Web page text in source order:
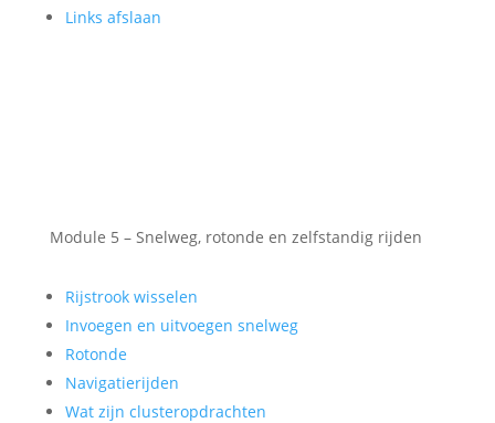
Links afslaan
Module 5 – Snelweg, rotonde en zelfstandig rijden
Rijstrook wisselen
Invoegen en uitvoegen snelweg
Rotonde
Navigatierijden
Wat zijn clusteropdrachten